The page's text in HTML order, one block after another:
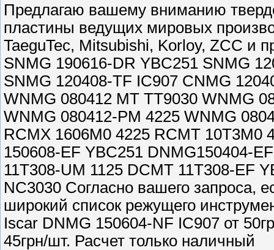
Предлагаю вашему вниманию
пластины ведущих мировых
TaeguTec, Mitsubishi, Korloy, ZCC и
SNMG 190616-DR YBC251 SNMG
SNMG 120408-TF IC907 CNMG
WNMG 080412 MT TT9030 WNMG
WNMG 080412-PM 4225 WNMG
RCMX 1606M0 4225 RCMT 10T3M0
150608-EF YBC251 DNMG150404-
11T308-UM 1125 DCMT 11T308-EF
NC3030 Согласно вашего запроса,
широкий список режущего
Iscar DNMG 150604-NF IC907 от
45грн/шт. Расчет только наличный